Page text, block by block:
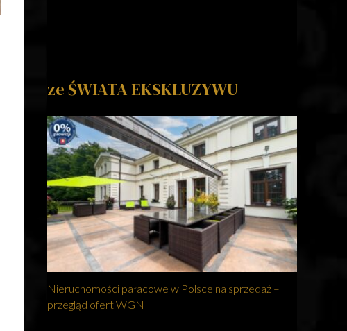
ze ŚWIATA EKSKLUZYWU
Nieruchomości pałacowe w Polsce na sprzedaż –
przegląd ofert WGN